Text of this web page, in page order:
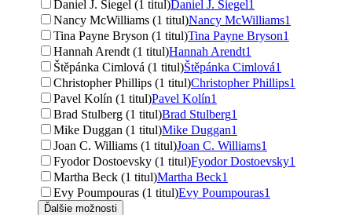
Daniel J. Siegel (1 titul)Daniel J. Siegel1
Nancy McWilliams (1 titul)Nancy McWilliams1
Tina Payne Bryson (1 titul)Tina Payne Bryson1
Hannah Arendt (1 titul)Hannah Arendt1
Štěpánka Cimlová (1 titul)Štěpánka Cimlová1
Christopher Phillips (1 titul)Christopher Phillips1
Pavel Kolín (1 titul)Pavel Kolín1
Brad Stulberg (1 titul)Brad Stulberg1
Mike Duggan (1 titul)Mike Duggan1
Joan C. Williams (1 titul)Joan C. Williams1
Fyodor Dostoevsky (1 titul)Fyodor Dostoevsky1
Martha Beck (1 titul)Martha Beck1
Evy Poumpouras (1 titul)Evy Poumpouras1
Ďalšie možnosti